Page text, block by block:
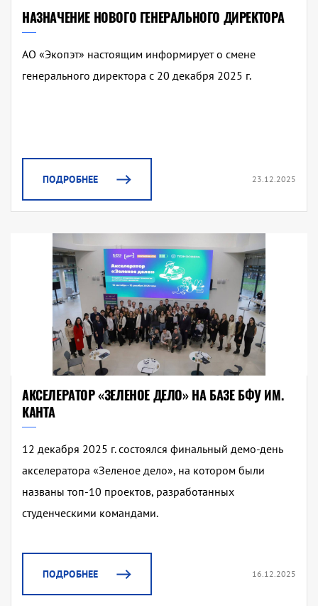
НАЗНАЧЕНИЕ НОВОГО ГЕНЕРАЛЬНОГО ДИРЕКТОРА
АО «Экопэт» настоящим информирует о смене
генерального директора с 20 декабря 2025 г.
ПОДРОБНЕЕ 23.12.2025
АКСЕЛЕРАТОР «ЗЕЛЕНОЕ ДЕЛО» НА БАЗЕ БФУ ИМ.
КАНТА
12 декабря 2025 г. состоялся финальный демо-день
акселератора «Зеленое дело», на котором были
названы топ-10 проектов, разработанных
студенческими командами.
ПОДРОБНЕЕ 16.12.2025